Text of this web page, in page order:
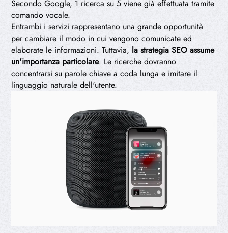
Secondo Google, 1 ricerca su 5 viene già effettuata tramite
comando vocale.
Entrambi i servizi rappresentano una grande opportunità
per cambiare il modo in cui vengono comunicate ed
elaborate le informazioni. Tuttavia, la strategia SEO assume
un'importanza particolare. Le ricerche dovranno
concentrarsi su parole chiave a coda lunga e imitare il
linguaggio naturale dell'utente.